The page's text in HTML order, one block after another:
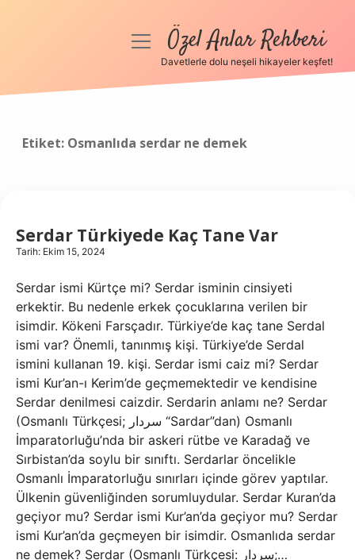
Anasayfa
menüyüÖzel Anlar Rehberi
Davetlerle dolu neşeli hikayeler keşfet!
Etiket: Osmanlıda serdar ne demek
Serdar Türkiyede Kaç Tane Var
Tarih: Ekim 15, 2024
Serdar ismi Kürtçe mi? Serdar isminin cinsiyeti
erkektir. Bu nedenle erkek çocuklarına verilen bir
isimdir. Kökeni Farsçadır. Türkiye’de kaç tane Serdal
ismi var? Önemli, tanınmış kişi. Türkiye’de Serdal
ismini kullanan 19. kişi. Serdar ismi caiz mi? Serdar
ismi Kur’an-ı Kerim’de geçmemektedir ve kendisine
Serdar denilmesi caizdir. Serdarin anlamı ne? Serdar
(Osmanlı Türkçesi; سردار “Sardar”dan) Osmanlı
İmparatorluğu’nda bir askeri rütbe ve Karadağ ve
Sırbistan’da soylu bir sınıftı. Serdarlar öncelikle
Osmanlı İmparatorluğu sınırları içinde görev yaptılar.
Ülkenin güvenliğinden sorumluydular. Serdar Kuran’da
geçiyor mu? Serdar ismi Kur’an’da geçiyor mu? Serdar
ismi Kur’an’da geçmeyen bir isimdir. Osmanlıda serdar
ne demek? Serdar (Osmanlı Türkçesi: سردار;…